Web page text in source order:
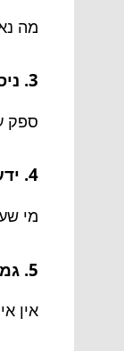
מה
3. ניסיון וותק בתחום
ספק
4. ידע בטכנולוגיה ובחומרים
מי
5. גמישות והבנה עמוקה לאירוע שלכם
אין